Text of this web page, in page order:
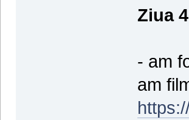
Ziua
- am
am